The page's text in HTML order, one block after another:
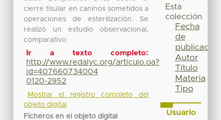
cierre tisular en caninos sometidos a
operaciones de esterilización. Se
realizó un estudio observacional,
comparativo
Ir a texto completo:
http://www.redalyc.org/articulo.oa?
id=407660734004
0120-2952
Mostrar el registro completo del
objeto digital
Ficheros en el objeto digital
Esta
colección
Fecha
de
publicación
Autor
Título
Materia
Tipo
Usuario